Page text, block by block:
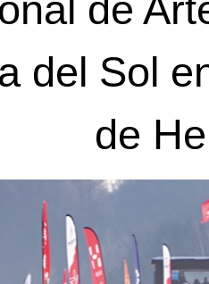
del Sol
de